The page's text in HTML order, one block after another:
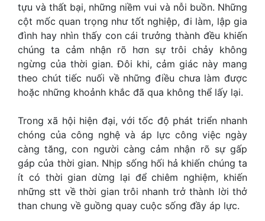
tựu và thất bại, những niềm vui và nỗi buồn. Những
cột mốc quan trọng như tốt nghiệp, đi làm, lập gia
đình hay nhìn thấy con cái trưởng thành đều khiến
chúng ta cảm nhận rõ hơn sự trôi chảy không
ngừng của thời gian. Đôi khi, cảm giác này mang
theo chút tiếc nuối về những điều chưa làm được
hoặc những khoảnh khắc đã qua không thể lấy lại.
Trong xã hội hiện đại, với tốc độ phát triển nhanh
chóng của công nghệ và áp lực công việc ngày
càng tăng, con người càng cảm nhận rõ sự gấp
gáp của thời gian. Nhịp sống hối hả khiến chúng ta
ít có thời gian dừng lại để chiêm nghiệm, khiến
những stt về thời gian trôi nhanh trở thành lời thở
than chung về guồng quay cuộc sống đầy áp lực.